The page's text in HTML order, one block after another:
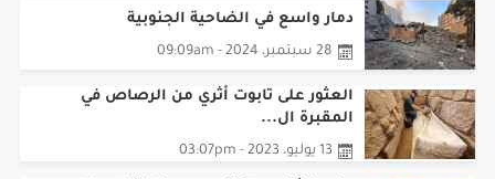
دمار واسع في الضاحية الجنوبية
28 سبتمبر، 2024 - 09:09am
العثور على تابوت أثري من الرصاص في
المقبرة ال...
13 يوليو، 2023 - 03:07pm